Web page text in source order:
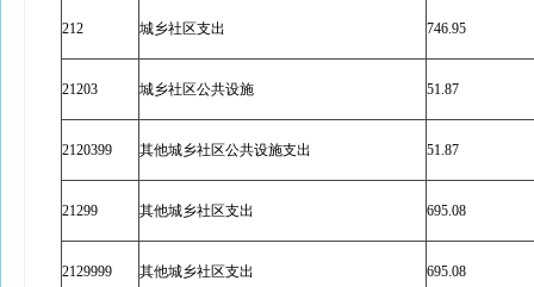
212 城乡社区支出 746.95
21203 城乡社区公共设施 51.87
2120399 其他城乡社区公共设施支出 51.87
21299 其他城乡社区支出 695.08
2129999 其他城乡社区支出 695.08